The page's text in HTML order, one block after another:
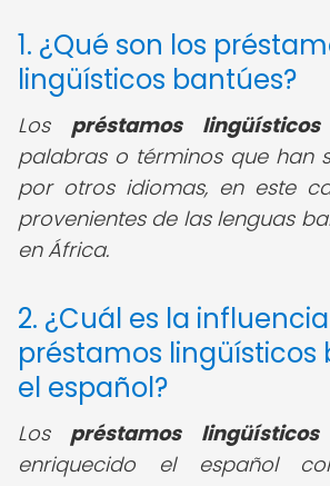
1. ¿Qué son los
lingüísticos bantúes?
Los préstamos
palabras o términos que han
por otros idiomas, en este
provenientes de las lenguas
en África.
2. ¿Cuál es la
préstamos lingüísticos
el español?
Los préstamos
enriquecido el español